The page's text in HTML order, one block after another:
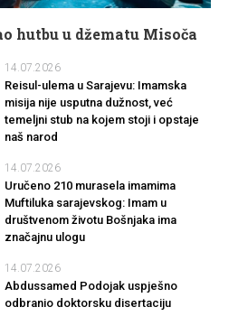
hutbu u džematu Misoča
14.07.2026
Reisul-ulema u Sarajevu: Imamska
misija nije usputna dužnost, već
temeljni stub na kojem stoji i opstaje
naš narod
14.07.2026
Uručeno 210 murasela imamima
Muftiluka sarajevskog: Imam u
društvenom životu Bošnjaka ima
značajnu ulogu
14.07.2026
Abdussamed Podojak uspješno
odbranio doktorsku disertaciju